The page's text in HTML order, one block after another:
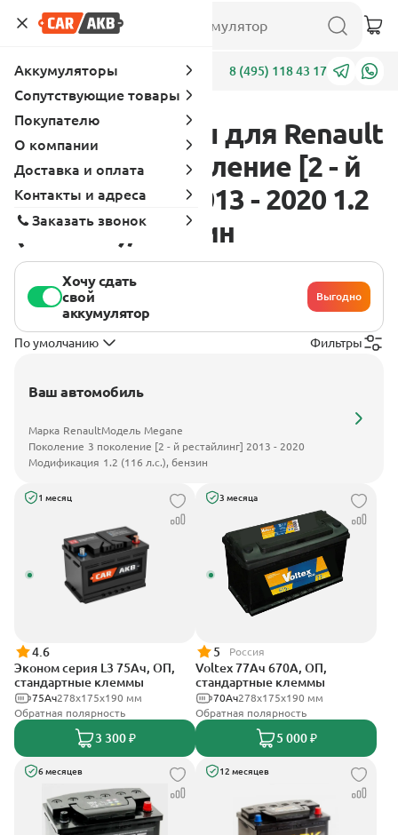
Адреса 8 (495) 118 43 17
Аккумуляторы для Renault
Megane 3 поколение [2 - й
рестайлинг] 2013 - 2020 1.2
(116 л.с.), бензин
Хочу сдать
свой
аккумулятор
Выгодно
По умолчанию Фильтры
Ваш автомобиль
Марка RenaultМодель Megane
Поколение 3 поколение [2 - й рестайлинг] 2013 - 2020
Модификация 1.2 (116 л.с.), бензин
1 месяц
4.6
Эконом серия L3 75Ач, ОП,
стандартные клеммы
278х175х190 мм
75Ач
Обратная полярность
3 300 ₽
3 месяца
5 Россия
Voltex 77Ач 670А, ОП,
стандартные клеммы
278х175х190 мм
70Ач
Обратная полярность
5 000 ₽
6 месяцев 12 месяцев
Аккумуляторы
Сопутствующие товары
Покупателю
О компании
Доставка и оплата
Контакты и адреса
Заказать звонок